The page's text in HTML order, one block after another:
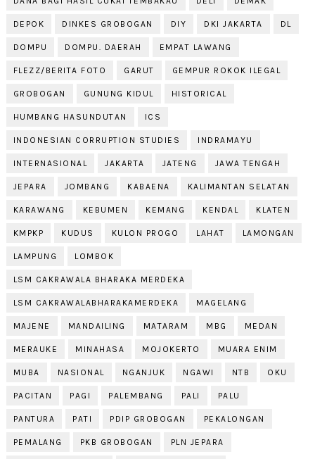
DEPOK DINKES GROBOGAN DIY DKI JAKARTA DL
DOMPU DOMPU. DAERAH EMPAT LAWANG
FLEZZ/BERITA FOTO GARUT GEMPUR ROKOK ILEGAL
GROBOGAN GUNUNG KIDUL HISTORICAL
HUMBANG HASUNDUTAN ICS
INDONESIAN CORRUPTION STUDIES INDRAMAYU
INTERNASIONAL JAKARTA JATENG JAWA TENGAH
JEPARA JOMBANG KABAENA KALIMANTAN SELATAN
KARAWANG KEBUMEN KEMANG KENDAL KLATEN
KMPKP KUDUS KULON PROGO LAHAT LAMONGAN
LAMPUNG LOMBOK
LSM CAKRAWALA BHARAKA MERDEKA
LSM CAKRAWALABHARAKAMERDEKA MAGELANG
MAJENE MANDAILING MATARAM MBG MEDAN
MERAUKE MINAHASA MOJOKERTO MUARA ENIM
MUBA NASIONAL NGANJUK NGAWI NTB OKU
PACITAN PAGI PALEMBANG PALI PALU
PANTURA PATI PDIP GROBOGAN PEKALONGAN
PEMALANG PKB GROBOGAN PLN JEPARA